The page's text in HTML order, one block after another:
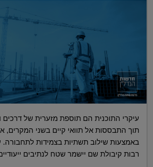
עיקרי התוכנית הם תוספת מזערית של דרכים
תוך התבססות אל תוואי קיים בשני
באמצעות שילוב תשתיות בצמידות לתחבורה.
רבות קיבולת שם יישמר שטח לנתיבים